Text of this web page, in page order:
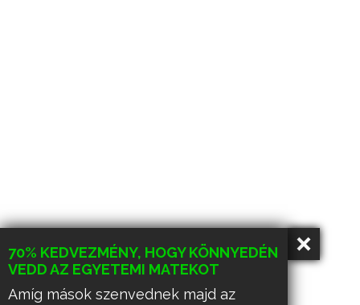
70% KEDVEZMÉNY, HOGY KÖNNYEDÉN
VEDD AZ EGYETEMI MATEKOT
Amíg mások szenvednek majd az